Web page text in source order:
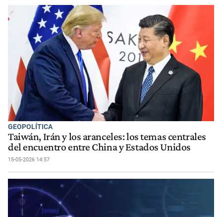
GEOPOLÍTICA
Taiwán, Irán y los aranceles: los temas centrales
del encuentro entre China y Estados Unidos
15-05-2026 14:57